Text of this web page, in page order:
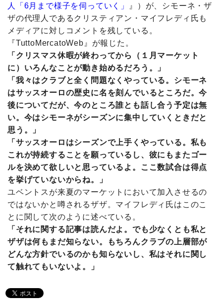
人「6月まで様子を伺っていく」
』）が、シモーネ・ザ
ザの代理人であるクリスティアン・マイフレディ氏も
メディアに対しコメントを残している。
『TuttoMercatoWeb』が報じた。
「クリスマス休暇が終わってから（１月マーケット
に）いろんなことが動き始めるだろう。」
「我々はクラブと全く問題なくやっている。シモーネ
はサッスオーロの歴史に名を刻んでいるところだ。今
後についてだが、今のところ誰とも話し合う予定は無
い。今はシモーネがシーズンに集中していくときだと
思う。」
「サッスオーロはシーズンで上手くやっている。私も
これが持続することを願っているし、彼にもまたゴー
ルを決めて欲しいと思っているよ。ここ数試合は得点
を挙げていないからね。」
ユベントスが来夏のマーケットにおいて加入させるの
ではないかと噂されるザザ。マイフレディ氏はこのこ
とに関して次のように述べている。
「それに関する記事は読んだよ。でも少なくとも私と
ザザは何もまだ知らない。もちろんクラブの上層部が
どんな方針でいるのかも知らないし、私はそれに関し
て触れてもいないよ。」